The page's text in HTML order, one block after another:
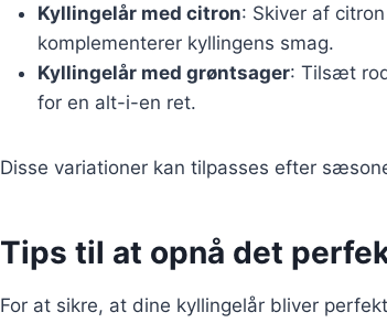
Kyllingelår med citron: Skiver af
komplementerer kyllingens smag.
Kyllingelår med grøntsager: Tilsæt
for en alt-i-en ret.
Disse variationer kan tilpasses efter
Tips til at opnå det
For at sikre, at dine kyllingelår bliver